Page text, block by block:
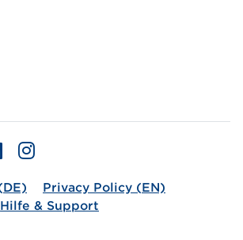
Privacy Policy (EN)
Hilfe & Support